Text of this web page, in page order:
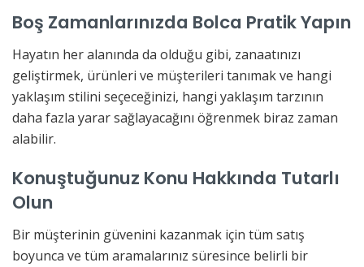
Boş Zamanlarınızda Bolca Pratik Yapın
Hayatın her alanında da olduğu gibi, zanaatınızı
geliştirmek, ürünleri ve müşterileri tanımak ve hangi
yaklaşım stilini seçeceğinizi, hangi yaklaşım tarzının
daha fazla yarar sağlayacağını öğrenmek biraz zaman
alabilir.
Konuştuğunuz Konu Hakkında Tutarlı
Olun
Bir müşterinin güvenini kazanmak için tüm satış
boyunca ve tüm aramalarınız süresince belirli bir